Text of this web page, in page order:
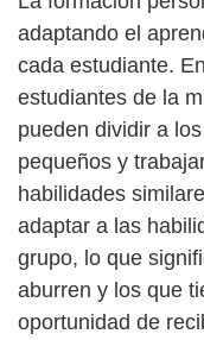
adaptando el
cada estudiante.
estudiantes de la
pueden dividir a
pequeños y
habilidades
adaptar a las
grupo, lo que
aburren y los que
oportunidad de